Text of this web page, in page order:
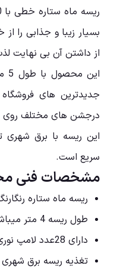
بسیار زیبا و جذابی را
از داشتن آن بی نهایت
جدیدترین های
درجشن های مختلف روی
این ریسه با برق
سریع است.
مشخصات فنی
ریسه ماه ستاره
طول ریسه 4 متر میباشد
دارای 28عدد لامپ نوری
تغذیه ریسه برق شهری